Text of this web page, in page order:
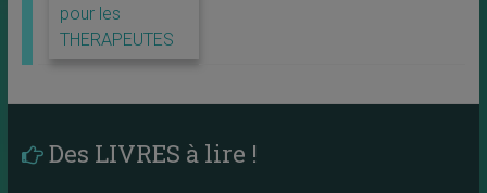
pour les
THERAPEUTES
Des LIVRES à lire !